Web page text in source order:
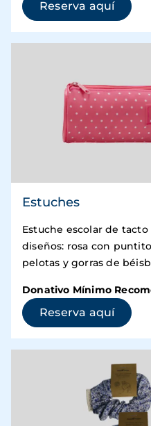
Reserva aquí(se
Estuches
Estuche escolar de
diseños: rosa con
pelotas y gorras de
Donativo Mínimo
Reserva aquí(se